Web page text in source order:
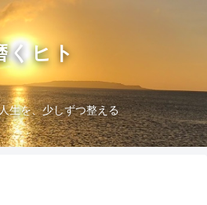
くヒト
生を、少しずつ整える